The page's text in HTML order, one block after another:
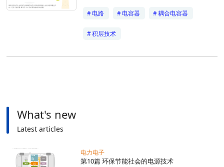
电路 电容器 耦合电容器
积层技术
What's new
Latest articles
电力电子
第10篇 环保节能社会的电源技术